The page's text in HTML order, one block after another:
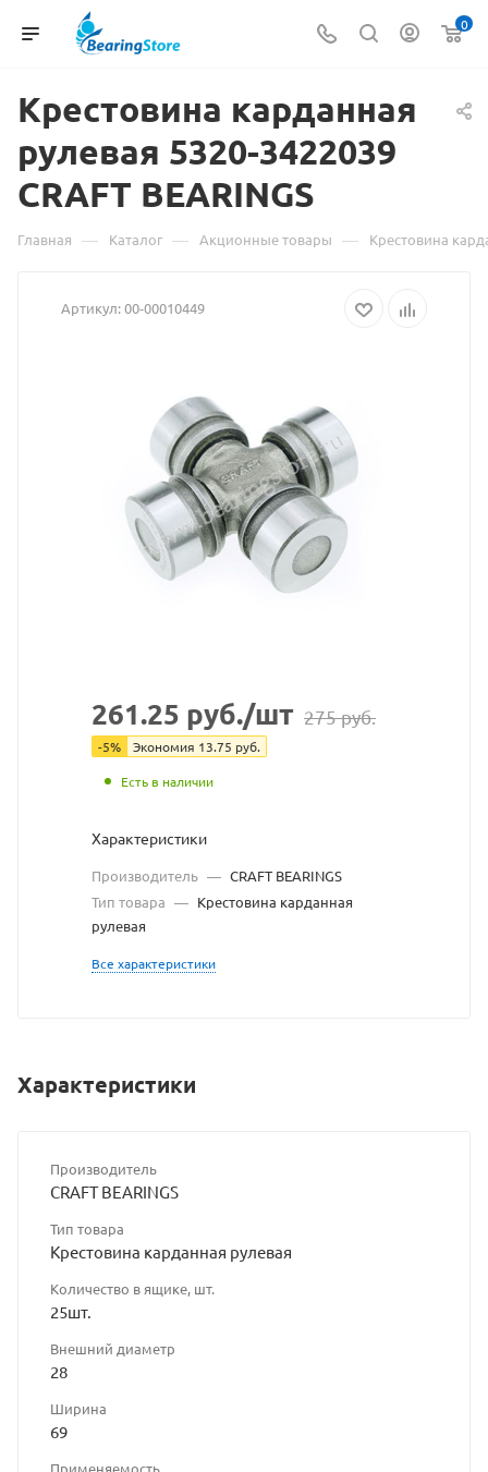
0
Крестовина карданная
Материал
о
товаре
карданная
3422039
CRAFT
BEARINGS
https://bearingstore.ru
ссылке
https://bearingstore.ru/
разрешения
владельца
сайта
рулевая 5320-3422039
CRAFT BEARINGS
Главная — Каталог — Акционные товары — Крестовина
Артикул:00-00010449
261.25 руб./шт 275руб.
-5% Экономия 13.75 руб.
Есть в наличии
Характеристики
Производитель — CRAFT BEARINGS
Тип товара — Крестовина карданная
рулевая
Все характеристики
Характеристики
Производитель
CRAFT BEARINGS
Тип товара
Крестовина карданная рулевая
Количество в ящике, шт.
25шт.
Внешний диаметр
28
Ширина
69
Применяемость